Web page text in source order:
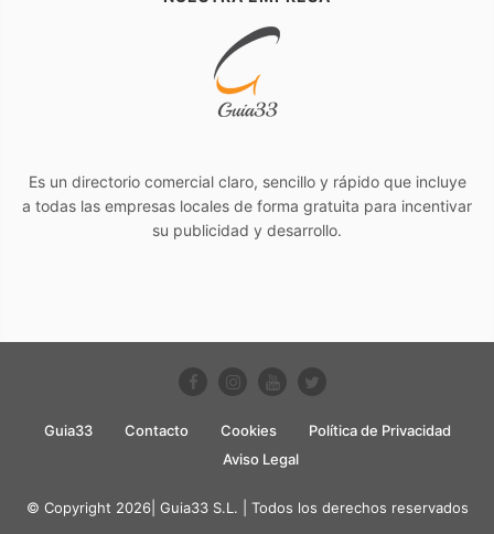
Es un directorio comercial claro, sencillo y rápido que incluye
a todas las empresas locales de forma gratuita para incentivar
su publicidad y desarrollo.
Guia33 Contacto Cookies
Política de Privacidad
Aviso Legal
© Copyright 2026| Guia33 S.L. | Todos los derechos reservados